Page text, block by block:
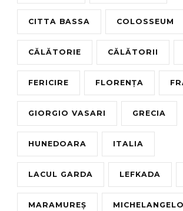
CITTA BASSA COLOSSEUM
CĂLĂTORIE CĂLĂTORII
FERICIRE FLORENȚA
GIORGIO VASARI GRECIA
HUNEDOARA ITALIA
LACUL GARDA LEFKADA
MARAMUREȘ MICHELANGELO